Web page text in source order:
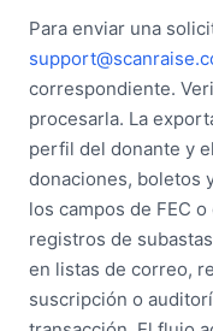
Para enviar una
correspondiente.
procesarla. La
perfil del donante y
donaciones, boletos
los campos de FEC
registros de
en listas de correo,
suscripción o